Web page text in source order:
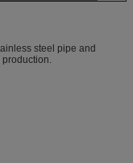
steel pipe and
production.